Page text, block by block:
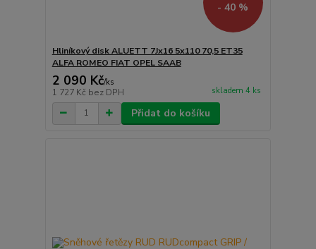
- 40 %
Hliníkový disk ALUETT 7Jx16 5x110 70,5 ET35
ALFA ROMEO FIAT OPEL SAAB
2 090 Kč/ks
1 727 Kč bez DPH skladem 4 ks
Přidat do košíku